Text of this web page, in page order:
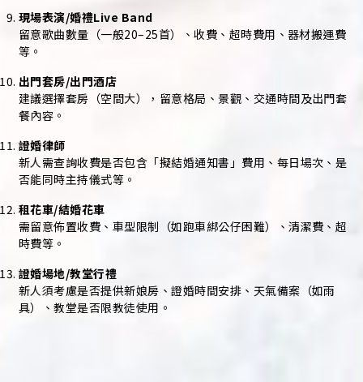
現場表演/婚禮Live Band
留意歌曲數量（一般20–25首）、收費、超時費用、器材搬運費
等。
出門套房/出門酒店
建議選擇套房（空間大），留意格局、景觀、交通時間及出門套
餐內容。
證婚律師
新人需查詢收費是否包含「擬結婚通知書」費用、每日場次、是
否能同時主持儀式等。
租花車/結婚花車
需留意佈置收費、車型限制（如跑車綁公仔困難）、清潔費、超
時費等。
證婚場地/教堂行禮
新人須考慮是否提供新娘房、證婚時間安排、天氣備案（如雨
具）、教堂是否限教徒使用。